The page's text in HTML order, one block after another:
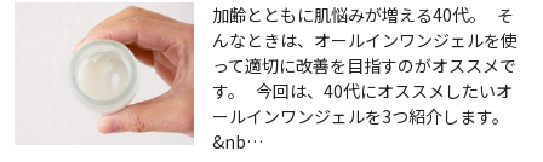
加齢とともに肌悩みが増える40代。 そ
んなときは、オールインワンジェルを使
って適切に改善を目指すのがオススメで
す。 今回は、40代にオススメしたいオ
ールインワンジェルを3つ紹介します。
&nb…